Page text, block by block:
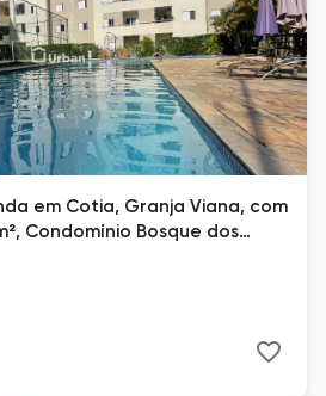
em Cotia, Granja Viana, com
Condomínio Bosque dos